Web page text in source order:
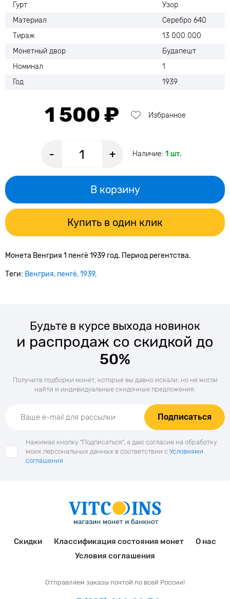
Гурт
Узор
Материал
Серебро 640
Тираж
13 000 000
Монетный двор
Будапешт
Номинал
1
Год
1939
1 500 ₽ Избранное
- + Наличие: 1 шт.
В корзину
Купить в один клик
Монета Венгрия 1 пенгё 1939 год. Период регентства.
Теги: Венгрия пенгё 1939
Будьте в курсе выхода новинок
и распродаж со скидкой до
50%
Получите подборки монет, которые вы давно искали, но не могли
найти и индивидуальные скидочные предложения.
Подписаться
Нажимая кнопку "Подписаться", я даю согласие на обработку
моих персональных данных в соответствии с Условиями
соглашения
Скидки Классификация состояния монет
О нас
Условия соглашения
Отправляем заказы почтой по всей России!